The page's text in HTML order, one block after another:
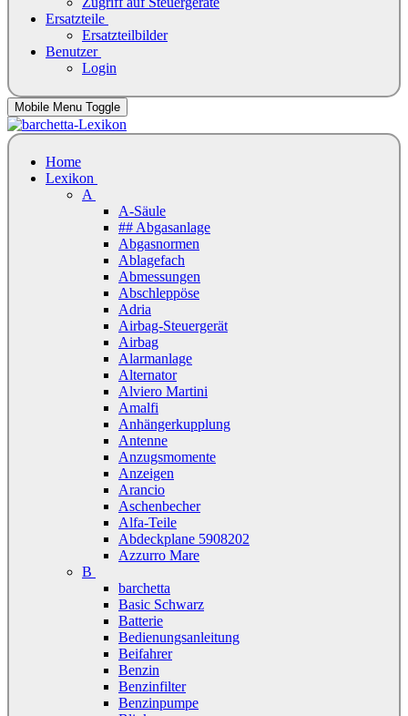
Ersatzteile
Ersatzteilbilder
Benutzer
Login
Mobile Menu Toggle
Home
Lexikon
A
A-Säule
## Abgasanlage
Abgasnormen
Ablagefach
Abmessungen
Abschleppöse
Adria
Airbag-Steuergerät
Airbag
Alarmanlage
Alternator
Alviero Martini
Amalfi
Anhängerkupplung
Antenne
Anzugsmomente
Anzeigen
Arancio
Aschenbecher
Alfa-Teile
Abdeckplane 5908202
Azzurro Mare
B
barchetta
Basic Schwarz
Batterie
Bedienungsanleitung
Beifahrer
Benzin
Benzinfilter
Benzinpumpe